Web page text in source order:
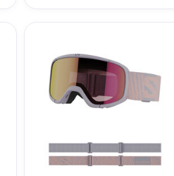
Haze/Univ Ruby
TOEVOEGEN AAN WINKELWAGEN